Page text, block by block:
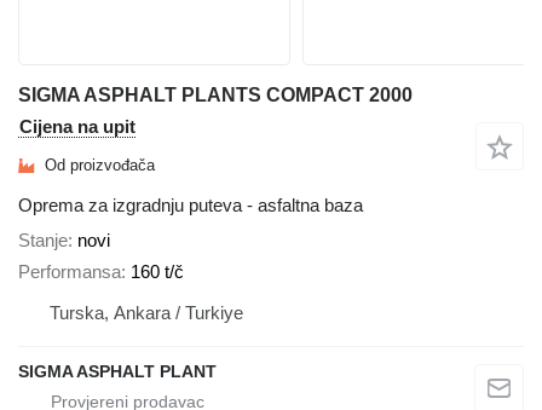
SIGMA ASPHALT PLANTS COMPACT 2000
Cijena na upit
Od proizvođača
Oprema za izgradnju puteva - asfaltna baza
Stanje novi
Performansa 160 t/č
Turska, Ankara / Turkiye
SIGMA ASPHALT PLANT